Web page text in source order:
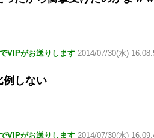
VIPがお送りします 2014/07/30(水)
例しない
VIPがお送りします 2014/07/30(水)